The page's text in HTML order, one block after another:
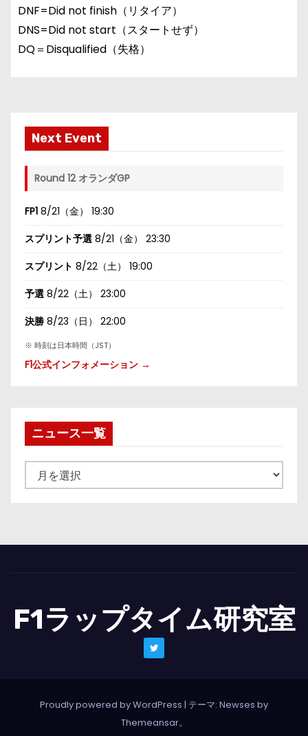
DNF=Did not finish（リタイア）
DNS=Did not start（スタートせず）
DQ＝Disqualified（失格）
Next Event
Round 12 オランダGP
FP1 8/21（金） 19:30
スプリント予選 8/21（金） 23:30
スプリント 8/22（土） 19:00
予選 8/22（土） 23:00
決勝 8/23（日） 22:00
※ 時刻は日本時間（JST）
F1公式インフォメーション →
ニュース一覧
ュ
一
F1ラップタイム研究室
Proudly powered by WordPress | テーマ: Newses by
Themeansar。